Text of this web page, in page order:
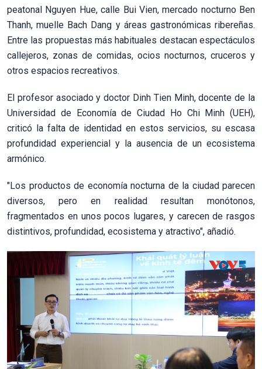
peatonal Nguyen Hue, calle Bui Vien, mercado nocturno Ben
Thanh, muelle Bach Dang y áreas gastronómicas ribereñas.
Entre las propuestas más habituales destacan espectáculos
callejeros, zonas de comidas, ocios nocturnos, cruceros y
otros espacios recreativos.
El profesor asociado y doctor Dinh Tien Minh, docente de la
Universidad de Economía de Ciudad Ho Chi Minh (UEH),
criticó la falta de identidad en estos servicios, su escasa
profundidad experiencial y la ausencia de un ecosistema
armónico.
"Los productos de economía nocturna de la ciudad parecen
diversos, pero en realidad resultan monótonos,
fragmentados en unos pocos lugares, y carecen de rasgos
distintivos, profundidad, ecosistema y atractivo", añadió.